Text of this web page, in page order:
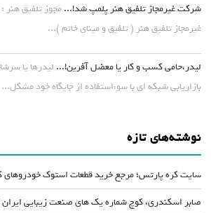
شرکت غیرمجاز تلفیق هنر پلمپ شد!... مجوز تلفیق هنر
غیرمجاز تلفیق هنر ( تلفیق و مینای خاتم )...
لیدر،حامی کسب و کار یا معضل آفرین!... لیدرها یا
بازاریابی شبکه ای با سوءاستفاده از جایگاه خود مشکل...
نوشته‌های تازه
سایت کره پارتس؛ مرجع خرید قطعات استوک خودروهای
صابر اسکندری، کوچ شماره یک های صنعت زیبایی